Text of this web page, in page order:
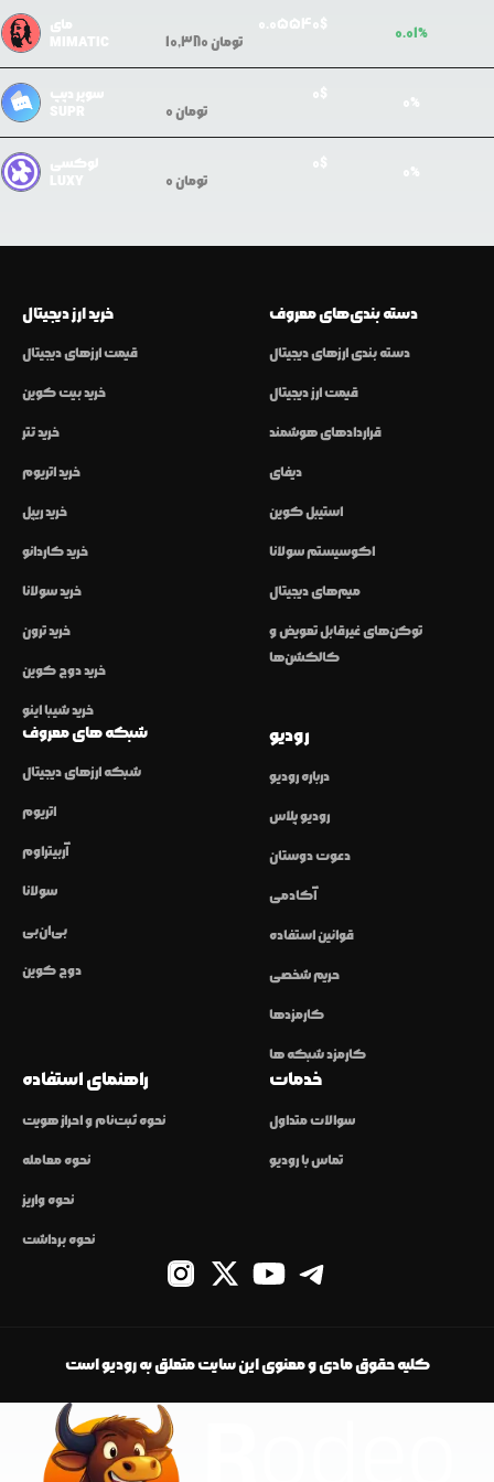
مای
MIMATIC
0.05540$
تومان10,380 0.01%
سوپر دپپ
SUPR
0$
تومان0 0%
تومان0
خرید ارز دیجیتال
قیمت ارزهای دیجیتال
خرید بیت کوین
خرید تتر
خرید اتریوم
خرید ریپل
خرید کاردانو
خرید سولانا
خرید ترون
خرید دوج کوین
خرید شیبا اینو
دسته بندی‌های معروف
دسته بندی ارزهای دیجیتال
قیمت ارز دیجیتال
قراردادهای هوشمند
دیفای
استیبل کوین
اکوسیستم سولانا
میم‌های دیجیتال
توکن‌های غیرقابل تعویض و
کالکشن‌ها
شبکه های معروف
شبکه ارزهای دیجیتال
اتریوم
آربیتراوم
سولانا
بی‌ان‌بی
دوج کوین
رودیو
درباره رودیو
رودیو پلاس
دعوت دوستان
آکادمی
قوانین استفاده
حریم شخصی
کارمزدها
کارمزد شبکه ها
راهنمای استفاده
نحوه ثبت‌نام و احراز هویت
نحوه معامله
نحوه واریز
نحوه برداشت
خدمات
سوالات متداول
تماس با رودیو
کلیه حقوق مادی و معنوی این سایت متعلق به رودیو است